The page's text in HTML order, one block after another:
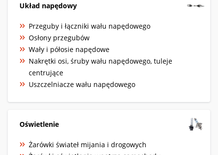
Układ napędowy
Przeguby i łączniki wału napędowego
Osłony przegubów
Wały i półosie napędowe
Nakrętki osi, śruby wału napędowego, tuleje
centrujące
Uszczelniacze wału napędowego
Oświetlenie
Żarówki świateł mijania i drogowych